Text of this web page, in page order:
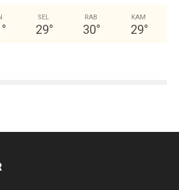
°
SEL
29°
RAB
30°
KAM
29°